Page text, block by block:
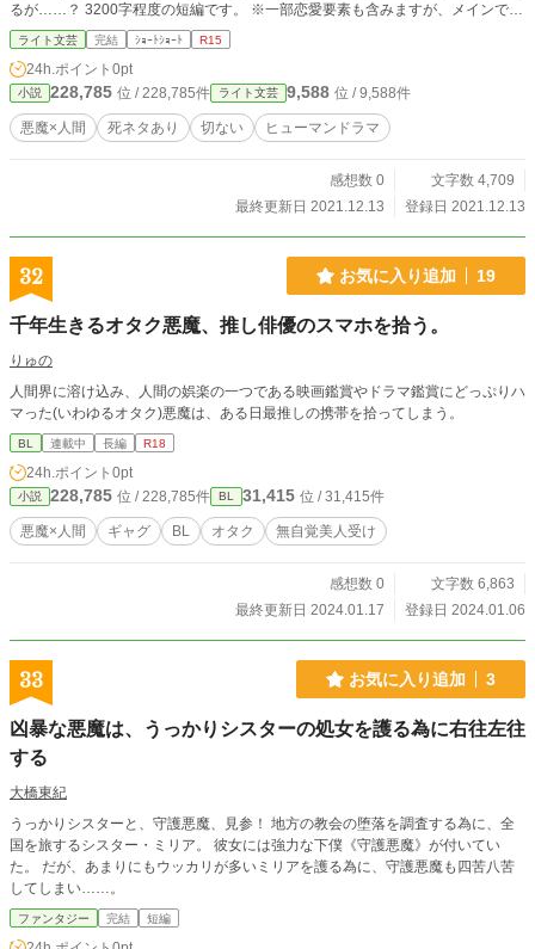
るが……？ 3200字程度の短編です。 ※一部恋愛要素も含みますが、メインでは
ありません。ヒューマンドラマに近いと思います。 ※死ネタを含みます。ご注
意ください。 ※お題「君との永遠」「流れ星」から書いたものです。
ライト文芸 完結 ｼｮｰﾄｼｮｰﾄ R15
24h.ポイント 0pt
小説 228,785 位 / 228,785件 ライト文芸 9,588 位 / 9,588件
悪魔×人間 死ネタあり 切ない ヒューマンドラマ
感想数 0
文字数 4,709
最終更新日 2021.12.13
登録日 2021.12.13
32 お気に入り追加 19
千年生きるオタク悪魔、推し俳優のスマホを拾う。
りゅの
人間界に溶け込み、人間の娯楽の一つである映画鑑賞やドラマ鑑賞にどっぷりハ
マった(いわゆるオタク)悪魔は、ある日最推しの携帯を拾ってしまう。
BL 連載中 長編 R18
24h.ポイント 0pt
小説 228,785 位 / 228,785件 BL 31,415 位 / 31,415件
悪魔×人間 ギャグ BL オタク 無自覚美人受け
感想数 0
文字数 6,863
最終更新日 2024.01.17
登録日 2024.01.06
33 お気に入り追加 3
凶暴な悪魔は、うっかりシスターの処女を護る為に右往左往
する
大橋東紀
うっかりシスターと、守護悪魔、見参！ 地方の教会の堕落を調査する為に、全
国を旅するシスター・ミリア。 彼女には強力な下僕《守護悪魔》が付いてい
た。 だが、あまりにもウッカリが多いミリアを護る為に、守護悪魔も四苦八苦
してしまい……。
ファンタジー 完結 短編